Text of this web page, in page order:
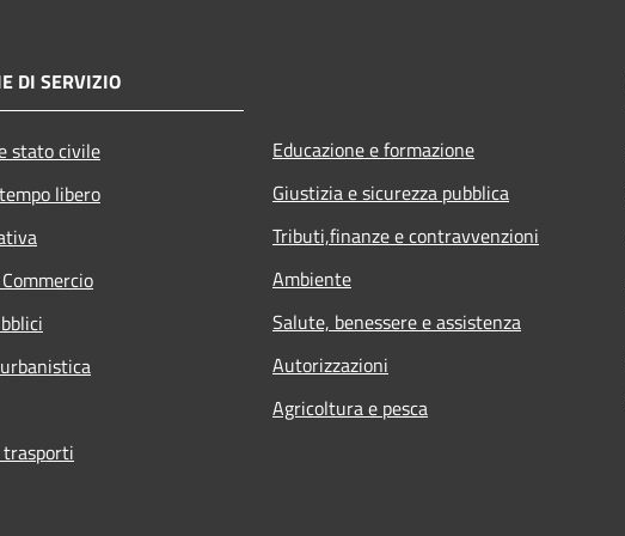
DI SERVIZIO
stato civile
libero
Educazione e formazione
Giustizia e sicurezza pubblica
Tributi,finanze e contravvenzioni
Ambiente
Salute, benessere e assistenza
Autorizzazioni
Agricoltura e pesca